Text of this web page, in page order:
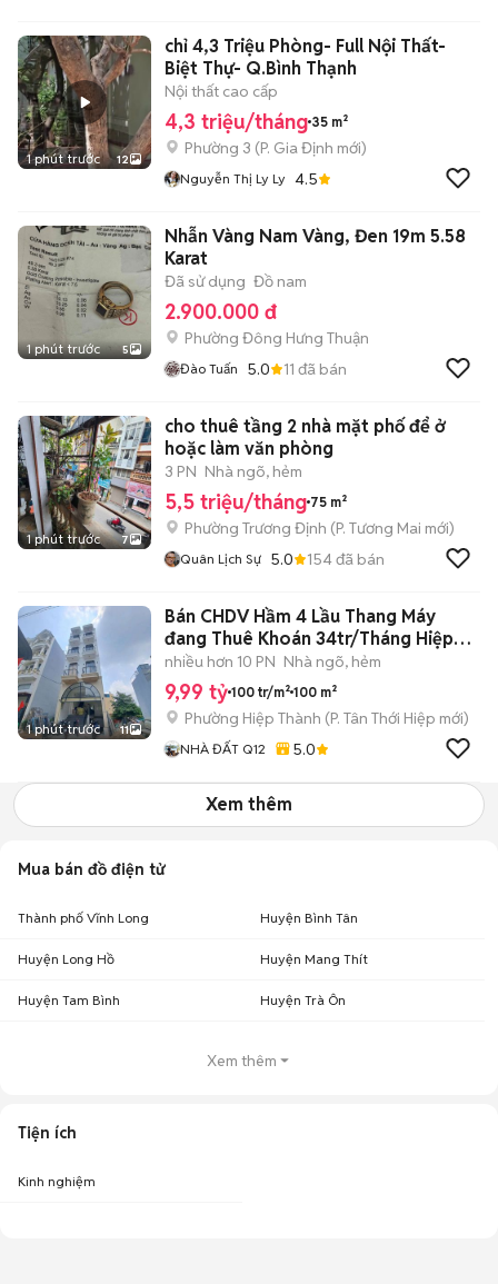
1 phút trước 12
chỉ 4,3 Triệu Phòng- Full Nội Thất-
Biệt Thự- Q.Bình Thạnh
Nội thất cao cấp
4,3 triệu/tháng 35 m²
Phường 3 (P. Gia Định mới)
Nguyễn Thị Ly Ly 4.5
1 phút trước 5
Nhẫn Vàng Nam Vàng, Đen 19m 5.58
Karat
Đã sử dụng Đồ nam
2.900.000 đ
Phường Đông Hưng Thuận
Đào Tuấn 5.0 11 đã bán
1 phút trước 7
cho thuê tầng 2 nhà mặt phố để ở
hoặc làm văn phòng
3 PN Nhà ngõ, hẻm
5,5 triệu/tháng 75 m²
Phường Trương Định (P. Tương Mai mới)
Quân Lịch Sự 5.0 154đã bán
1 phút trước 11
Bán CHDV Hầm 4 Lầu Thang Máy
đang Thuê Khoán 34tr/Tháng Hiệp
Thành 42
nhiều hơn 10 PN Nhà ngõ, hẻm
9,99 tỷ 100 tr/m² 100 m²
Phường Hiệp Thành (P. Tân Thới Hiệp mới)
NHÀ ĐẤT Q12 5.0
Xem thêm
Mua bán đồ điện tử
Thành phố Vĩnh Long Huyện Bình Tân
Huyện Long Hồ Huyện Mang Thít
Huyện Tam Bình Huyện Trà Ôn
Xem thêm
Tiện ích
Kinh nghiệm